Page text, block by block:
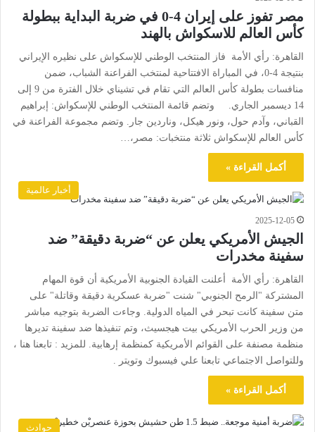
مصر تفوز على إيران 4-0 في ضربة البداية ببطولة
كأس العالم للاسكواش بالهند
القاهرة: رأي الأمة فاز المنتخب الوطني للإسكواش على نظيره الإيراني
بنتيجة 4-0، في المباراة الافتتاحية لمنتخب الفراعنة الشباب، ضمن
منافسات بطولة كأس العالم التي تقام في تشيناي خلال الفترة من 9 إلى
14 ديسمبر الجاري. وتضم قائمة المنتخب الوطني للإسكواش: إبراهيم
القباني، وآدم حول، ونور هيكل، وناردين جار. وتضم مجموعة الفراعنة في
كأس العالم للإسكواش ثلاثة منتخبات: مصر،…
أكمل القراءة »
أخبار عالمية
2025-12-05
الجيش الأمريكي يعلن عن “ضربة دقيقة” ضد
سفينة مخدرات
القاهرة: رأي الأمة أعلنت القيادة الجنوبية الأمريكية أن قوة المهام
المشتركة "الرمح الجنوبي" شنت "ضربة عسكرية دقيقة وقاتلة" على
متن سفينة كانت تبحر في المياه الدولية. وجاءت الضربة بتوجيه مباشر
من وزير الحرب الأمريكي بيت هيجسيث، وتم تنفيذها ضد سفينة تديرها
منظمة مصنفة على القوائم الأمريكية كمنظمة إرهابية. للمزيد : تابعنا هنا ،
وللتواصل الاجتماعي تابعنا علي فيسبوك وتويتر .
أكمل القراءة »
حوادث